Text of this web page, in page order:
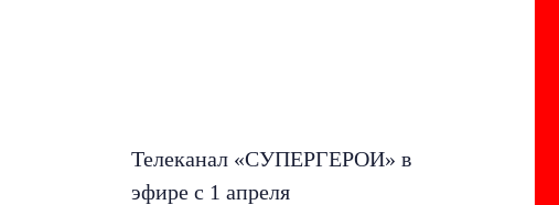
Телеканал «СУПЕРГЕРОИ» в
эфире с 1 апреля